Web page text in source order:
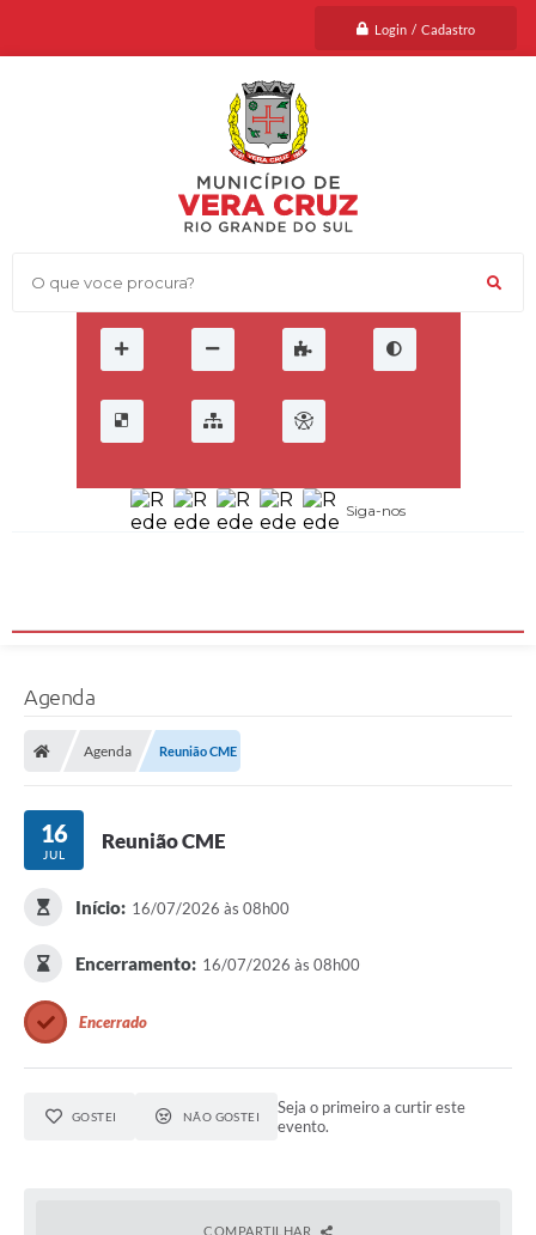
Login / Cadastro
O que voce procura?
Siga-nos
Agenda
Agenda Reunião CME
16
JUL
Reunião CME
Início: 16/07/2026 às 08h00
Encerramento: 16/07/2026 às 08h00
Encerrado
GOSTEI NÃO GOSTEI
Seja o primeiro a curtir este
evento.
COMPARTILHAR